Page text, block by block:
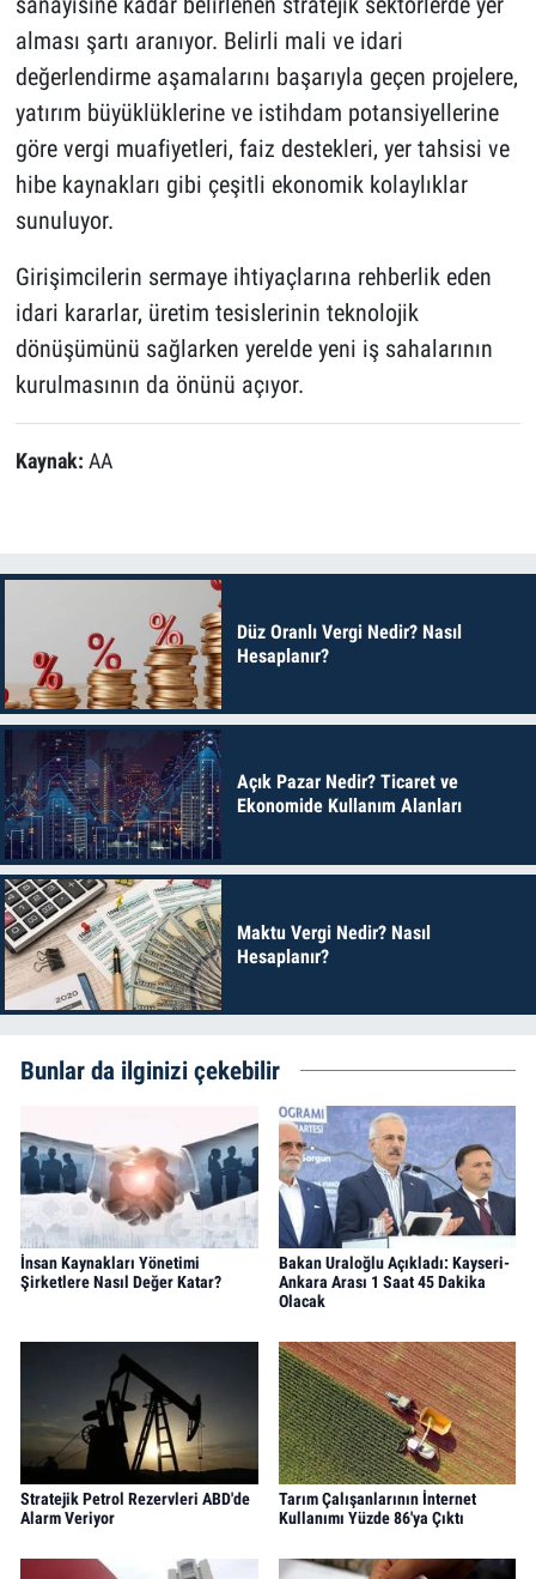
alması şartı aranıyor. Belirli mali ve idari
değerlendirme aşamalarını başarıyla geçen projelere,
yatırım büyüklüklerine ve istihdam potansiyellerine
göre vergi muafiyetleri, faiz destekleri, yer tahsisi ve
hibe kaynakları gibi çeşitli ekonomik kolaylıklar
sunuluyor.
Girişimcilerin sermaye ihtiyaçlarına rehberlik eden
idari kararlar, üretim tesislerinin teknolojik
dönüşümünü sağlarken yerelde yeni iş sahalarının
kurulmasının da önünü açıyor.
Kaynak: AA
Düz Oranlı Vergi Nedir? Nasıl
Hesaplanır?
Açık Pazar Nedir? Ticaret ve
Ekonomide Kullanım Alanları
Maktu Vergi Nedir? Nasıl
Hesaplanır?
Bunlar da ilginizi çekebilir
İnsan Kaynakları Yönetimi
Şirketlere Nasıl Değer Katar?
Bakan Uraloğlu Açıkladı: Kayseri-
Ankara Arası 1 Saat 45 Dakika
Olacak
Stratejik Petrol Rezervleri ABD'de
Alarm Veriyor
Tarım Çalışanlarının İnternet
Kullanımı Yüzde 86'ya Çıktı